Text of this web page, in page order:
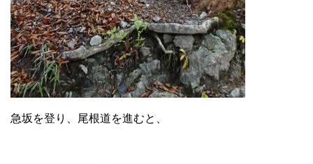
急坂を登り、尾根道を進むと、